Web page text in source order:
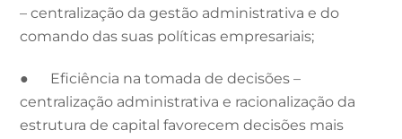
– centralização da gestão administrativa e do
comando das suas políticas empresariais;
● Eficiência na tomada de decisões –
centralização administrativa e racionalização da
estrutura de capital favorecem decisões mais